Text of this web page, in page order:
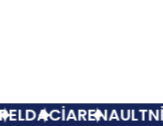
DACİARENAULT